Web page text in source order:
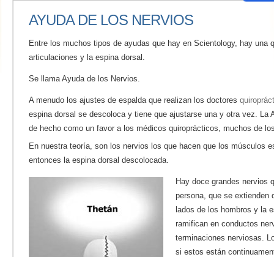
AYUDA DE LOS NERVIOS
Entre los muchos tipos de ayudas que hay en Scientology, hay una
articulaciones y la espina dorsal.
Se llama Ayuda de los Nervios.
A menudo los ajustes de espalda que realizan los doctores
espina dorsal se descoloca y tiene que ajustarse una y otra vez. La
de hecho como un favor a los médicos quiroprácticos, muchos de
En nuestra teoría, son los nervios los que hacen que los músculos
entonces la espina dorsal descolocada.
Hay doce grandes nervios
persona, que se extienden
lados de los hombros y la
ramifican en conductos
terminaciones nerviosas.
si estos están